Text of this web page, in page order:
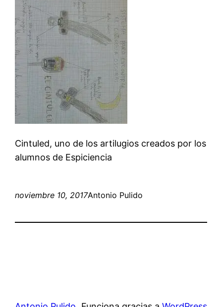
Cintuled, uno de los artilugios creados por los
alumnos de Espiciencia
noviembre 10, 2017Antonio Pulido